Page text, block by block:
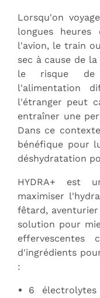
Lorsqu'on
longues
l'avion, le train
sec à cause de
le risque de
l'alimentation
l'étranger peut
entraîner une
Dans ce
bénéfique pour
déshydratation
HYDRA+ est
maximiser
fêtard,
solution pour
effervescentes
d'ingrédients
:
6 électrolytes